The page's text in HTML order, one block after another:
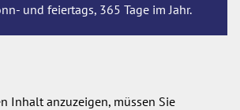
und feiertags, 365 Tage im Jahr.
Inhalt anzuzeigen, müssen Sie